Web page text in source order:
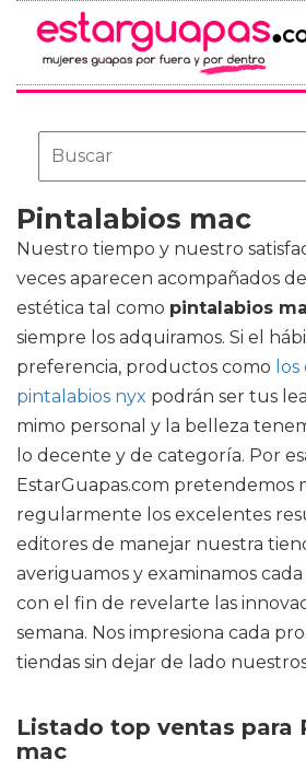
Pintalabios mac
Nuestro tiempo y nuestro
veces aparecen acompañados
estética tal como pintalabios
siempre los adquiramos. Si el
preferencia, productos como
pintalabios nyx podrán ser tus
mimo personal y la belleza
lo decente y de categoría. Por
EstarGuapas.com pretendemos
regularmente los excelentes
editores de manejar nuestra
averiguamos y examinamos
con el fin de revelarte las
semana. Nos impresiona cada
tiendas sin dejar de lado
Listado top ventas para
mac